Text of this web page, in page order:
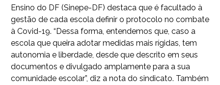
Ensino do DF (Sinepe-DF) destaca que é facultado à
gestão de cada escola definir o protocolo no combate
à Covid-19. “Dessa forma, entendemos que, caso a
escola que queira adotar medidas mais rígidas, tem
autonomia e liberdade, desde que descrito em seus
documentos e divulgado amplamente para a sua
comunidade escolar”, diz a nota do sindicato. Também